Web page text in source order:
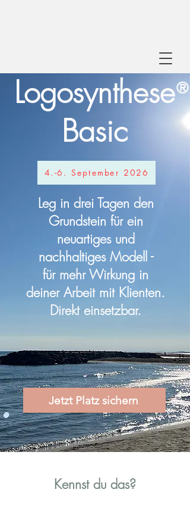
Logosynthese
Basic
®
4.-6. September 2026
Leg in drei Tagen den
Grundstein für ein
neuartiges und
nachhaltiges Modell -
für mehr Wirkung in
deiner Arbeit mit Klienten.
Direkt einsetzbar.
Jetzt Platz sichern
Kennst du das?